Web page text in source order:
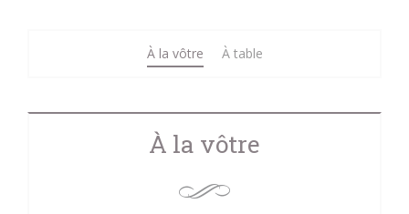
À la vôtre À table
À la vôtre